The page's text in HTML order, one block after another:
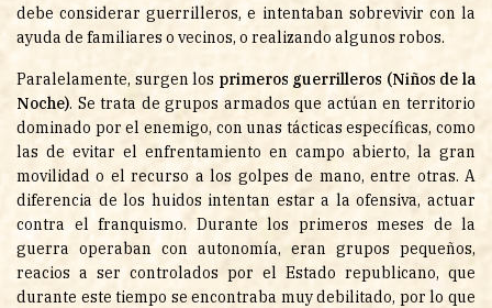
debe considerar guerrilleros, e intentaban sobrevivir con la
ayuda de familiares o vecinos, o realizando algunos robos.
Paralelamente, surgen los primeros guerrilleros (Niños de la
Noche). Se trata de grupos armados que actúan en territorio
dominado por el enemigo, con unas tácticas específicas, como
las de evitar el enfrentamiento en campo abierto, la gran
movilidad o el recurso a los golpes de mano, entre otras. A
diferencia de los huidos intentan estar a la ofensiva, actuar
contra el franquismo. Durante los primeros meses de la
guerra operaban con autonomía, eran grupos pequeños,
reacios a ser controlados por el Estado republicano, que
durante este tiempo se encontraba muy debilitado, por lo que